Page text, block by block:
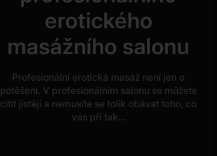
erotického
masážního salonu
Profesionální erotická masáž není jen o
potěšení. V profesionálním salonu se můžete
cítit jistěji a nemusíte se tolik obávat toho, co
vás při tak...